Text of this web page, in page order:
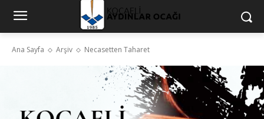
Ana Sayfa Arşiv Necasetten Taharet